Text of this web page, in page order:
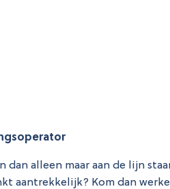
alleen maar aan de lijn
aantrekkelijk? Kom dan